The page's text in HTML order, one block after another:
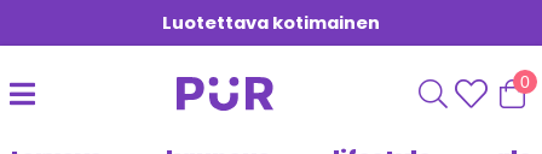
Luotettava kotimainen
0